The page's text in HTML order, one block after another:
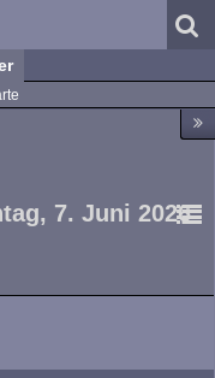
7. Juni 2026